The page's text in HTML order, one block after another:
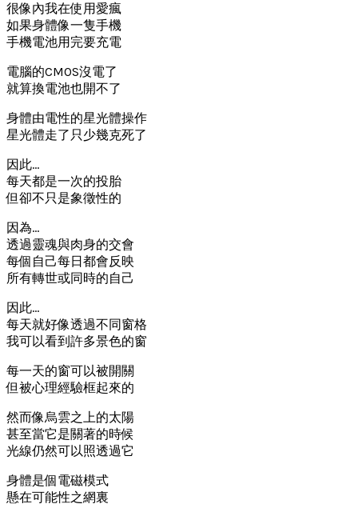
很像內我在使用愛瘋
如果身體像一隻手機
手機電池用完要充電
電腦的CMOS沒電了
就算換電池也開不了
身體由電性的星光體操作
星光體走了只少幾克死了
因此…
每天都是一次的投胎
但卻不只是象徵性的
因為…
透過靈魂與肉身的交會
每個自己每日都會反映
所有轉世或同時的自己
因此…
每天就好像透過不同窗格
我可以看到許多景色的窗
每一天的窗可以被開關
但被心理經驗框起來的
然而像烏雲之上的太陽
甚至當它是關著的時候
光線仍然可以照透過它
身體是個電磁模式
懸在可能性之網裏